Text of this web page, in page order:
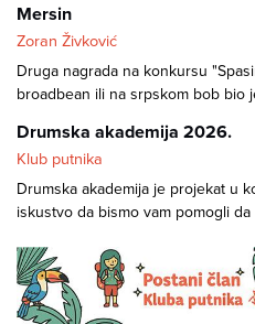
Mersin
Zoran Živković
Druga nagrada na konkursu
broadbean ili na srpskom bob bio
Drumska akademija 2026.
Klub putnika
Drumska akademija je projekat u
iskustvo da bismo vam pomogli